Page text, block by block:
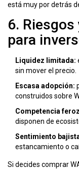
está muy por detrás
6.
para
Liquidez limitada:
sin mover el precio.
Escasa adopción:
construidos sobre
Competencia
disponen de
Sentimiento
estancamiento o
Si decides comprar